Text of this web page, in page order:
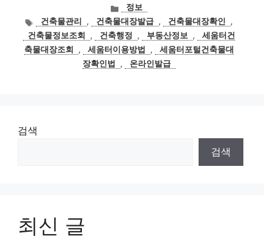
카
테
고
리
정보
태
그
건축물관리 , 건축물대장발급 , 건축물대장확인
,
건축물정보조회
, 건축행정 , 부동산정보 ,
세움터건
축물대장조회
, 세움터이용방법 ,
세움터포털건축물대
장확인법
, 온라인발급
검색
검색
최신 글